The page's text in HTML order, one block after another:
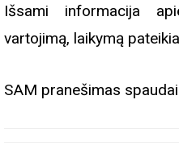
Išsami informacija
vartojimą, laikymą
SAM pranešimas spaudai